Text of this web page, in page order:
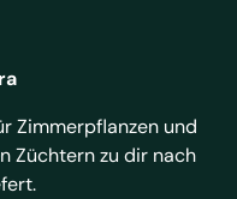
Zimmerpflanzen und
Züchtern zu dir nach